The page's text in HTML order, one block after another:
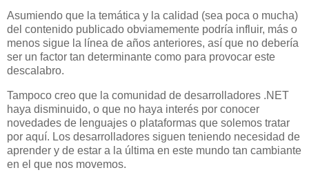
Asumiendo que la temática y la calidad (sea poca o mucha)
del contenido publicado obviamemente podría influir, más o
menos sigue la línea de años anteriores, así que no debería
ser un factor tan determinante como para provocar este
descalabro.
Tampoco creo que la comunidad de desarrolladores .NET
haya disminuido, o que no haya interés por conocer
novedades de lenguajes o plataformas que solemos tratar
por aquí. Los desarrolladores siguen teniendo necesidad de
aprender y de estar a la última en este mundo tan cambiante
en el que nos movemos.